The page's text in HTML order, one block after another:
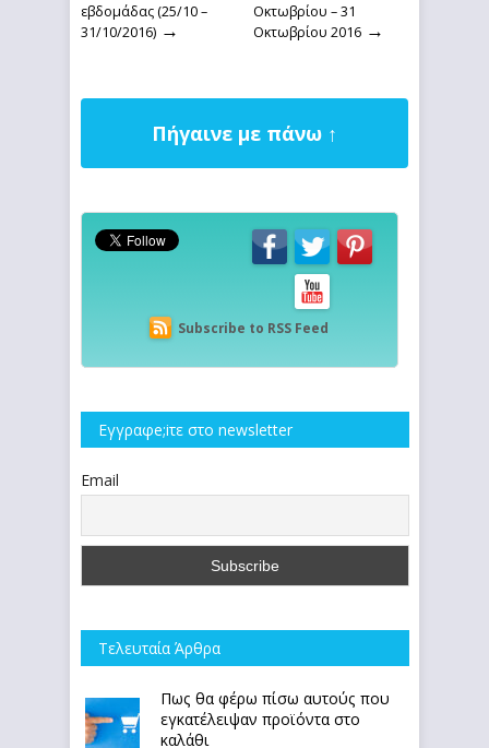
εβδομάδας (25/10 –
31/10/2016) →
Οκτωβρίου – 31
Οκτωβρίου 2016 →
Πήγαινε με πάνω ↑
Subscribe to RSS Feed
Εγγραφe;iτε στο newsletter
Email
Τελευταία Άρθρα
Πως θα φέρω πίσω αυτούς που
εγκατέλειψαν προϊόντα στο
καλάθι